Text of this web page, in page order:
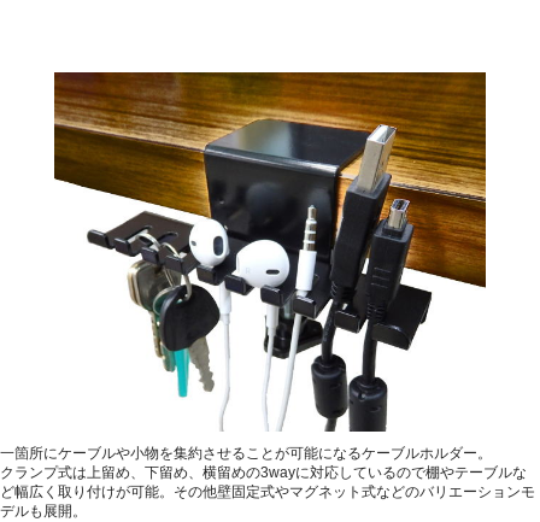
一箇所にケーブルや小物を集約させることが可能になるケーブルホルダー。
クランプ式は上留め、下留め、横留めの3wayに対応しているので棚やテーブルな
ど幅広く取り付けが可能。その他壁固定式やマグネット式などのバリエーションモ
デルも展開。